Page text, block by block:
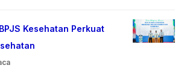
Kesehatan Perkuat